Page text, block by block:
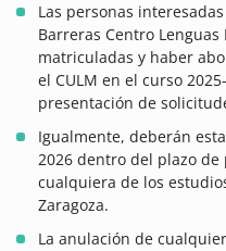
Las personas
Barreras Centro
matriculadas y haber
el CULM en el curso
presentación de
Igualmente, deberán
2026 dentro del plazo
cualquiera de los
Zaragoza.
La anulación de